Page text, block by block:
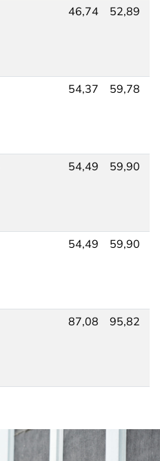
46,74 52,89
54,37 59,78
54,49 59,90
54,49 59,90
87,08 95,82